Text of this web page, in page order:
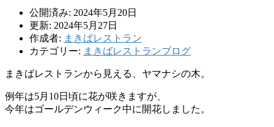
公開済み: 2024年5月20日
更新: 2024年5月27日
作成者: まきばレストラン
カテゴリー: まきばレストランブログ
まきばレストランから見える、ヤマナシの木。
例年は5月10日頃に花が咲きますが、
今年はゴールデンウィーク中に開花しました。